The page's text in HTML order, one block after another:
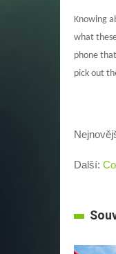
Knowing
what
phone
pick out
Další: